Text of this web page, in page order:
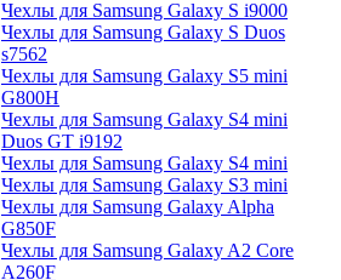
Чехлы для Samsung Galaxy S i9000
Чехлы для Samsung Galaxy S Duos
s7562
Чехлы для Samsung Galaxy S5 mini
G800H
Чехлы для Samsung Galaxy S4 mini
Duos GT i9192
Чехлы для Samsung Galaxy S4 mini
Чехлы для Samsung Galaxy S3 mini
Чехлы для Samsung Galaxy Alpha
G850F
Чехлы для Samsung Galaxy A2 Core
A260F